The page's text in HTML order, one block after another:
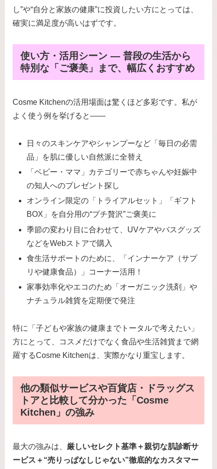
し”や“自分と家族の健康”に投資したい方にとっては、
確実に満足度が高いはずです。
使い方・活用シーン — 普段の生活から
特別な「ご褒美」まで、幅広くおすすめ
Cosme Kitchenの活用場面は驚くほど多彩です。私が
よく使う例を挙げると――
日々のスキンケアやシャンプーなど「毎日の必需
品」を肌に優しい自然派に全替え
「ベビー・ママ」カテゴリーで赤ちゃんや妊娠中
の知人へのプレゼント探し
オンライン限定の「トライアルセット」「ギフト
BOX」を自分用の“プチ贅沢”ご褒美に
季節の変わり目に合わせて、UVケアやバスグッズ
などをWebストアで購入
食生活サポートのために、「インナーケア（サプ
リや健康食品）」コーナー活用！
家事効率化やエコのため「オーガニック洗剤」や
ナチュラル雑貨を定期便で発注
特に「子どもや家族の健康までトータルで考えたい」
方にとって、コスメだけでなく食品や生活雑貨まで網
羅するCosme Kitchenは、実際かなり重宝します。
他の類似サービスや百貨店・ドラッグス
トアと比較して分かった「Cosme
Kitchen」の強み
最大の強みは、 厳しいセレクト基準＋親切な肌診断サ
ービス＋“売りっぱなしじゃない”徹底的なカスタマー